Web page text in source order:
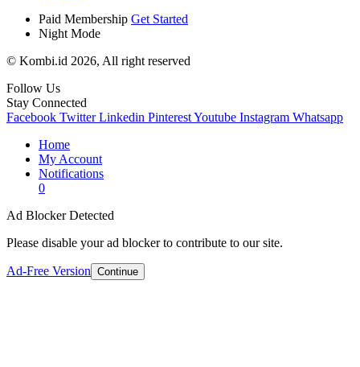
Paid Membership Get Started
Night Mode
© Kombi.id 2026, All right reserved
Follow Us
Stay Connected
Facebook Twitter Linkedin PinterestYoutube Instagram Whatsapp
Home
My Account
Notifications
0
Ad Blocker Detected
Please disable your ad blocker to contribute to our site.
Ad-Free Version Continue